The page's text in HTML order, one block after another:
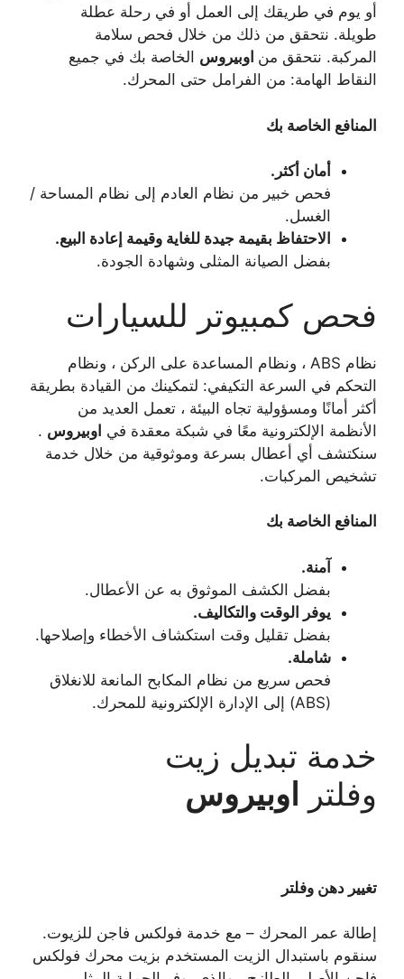
أو يوم في طريقك إلى العمل أو في رحلة عطلة
طويلة. نتحقق من ذلك من خلال فحص سلامة
المركبة. نتحقق من اوبيروس الخاصة بك في جميع
النقاط الهامة: من الفرامل حتى المحرك.
المنافع الخاصة بك
أمان أكثر.
فحص خبير من نظام العادم إلى نظام المساحة /
الغسل.
الاحتفاظ بقيمة جيدة للغاية وقيمة إعادة البيع.
بفضل الصيانة المثلى وشهادة الجودة.
فحص كمبيوتر للسيارات
نظام ABS ، ونظام المساعدة على الركن ، ونظام
التحكم في السرعة التكيفي: لتمكينك من القيادة بطريقة
أكثر أمانًا ومسؤولية تجاه البيئة ، تعمل العديد من
الأنظمة الإلكترونية معًا في شبكة معقدة في اوبيروس .
سنكتشف أي أعطال بسرعة وموثوقية من خلال خدمة
تشخيص المركبات.
المنافع الخاصة بك
آمنة.
بفضل الكشف الموثوق به عن الأعطال.
يوفر الوقت والتكاليف.
بفضل تقليل وقت استكشاف الأخطاء وإصلاحها.
شاملة.
فحص سريع من نظام المكابح المانعة للانغلاق
(ABS) إلى الإدارة الإلكترونية للمحرك.
خدمة تبديل زيت
وفلتر
اوبيروس
تغيير دهن وفلتر
إطالة عمر المحرك – مع خدمة فولكس فاجن للزيوت.
سنقوم باستبدال الزيت المستخدم بزيت محرك فولكس